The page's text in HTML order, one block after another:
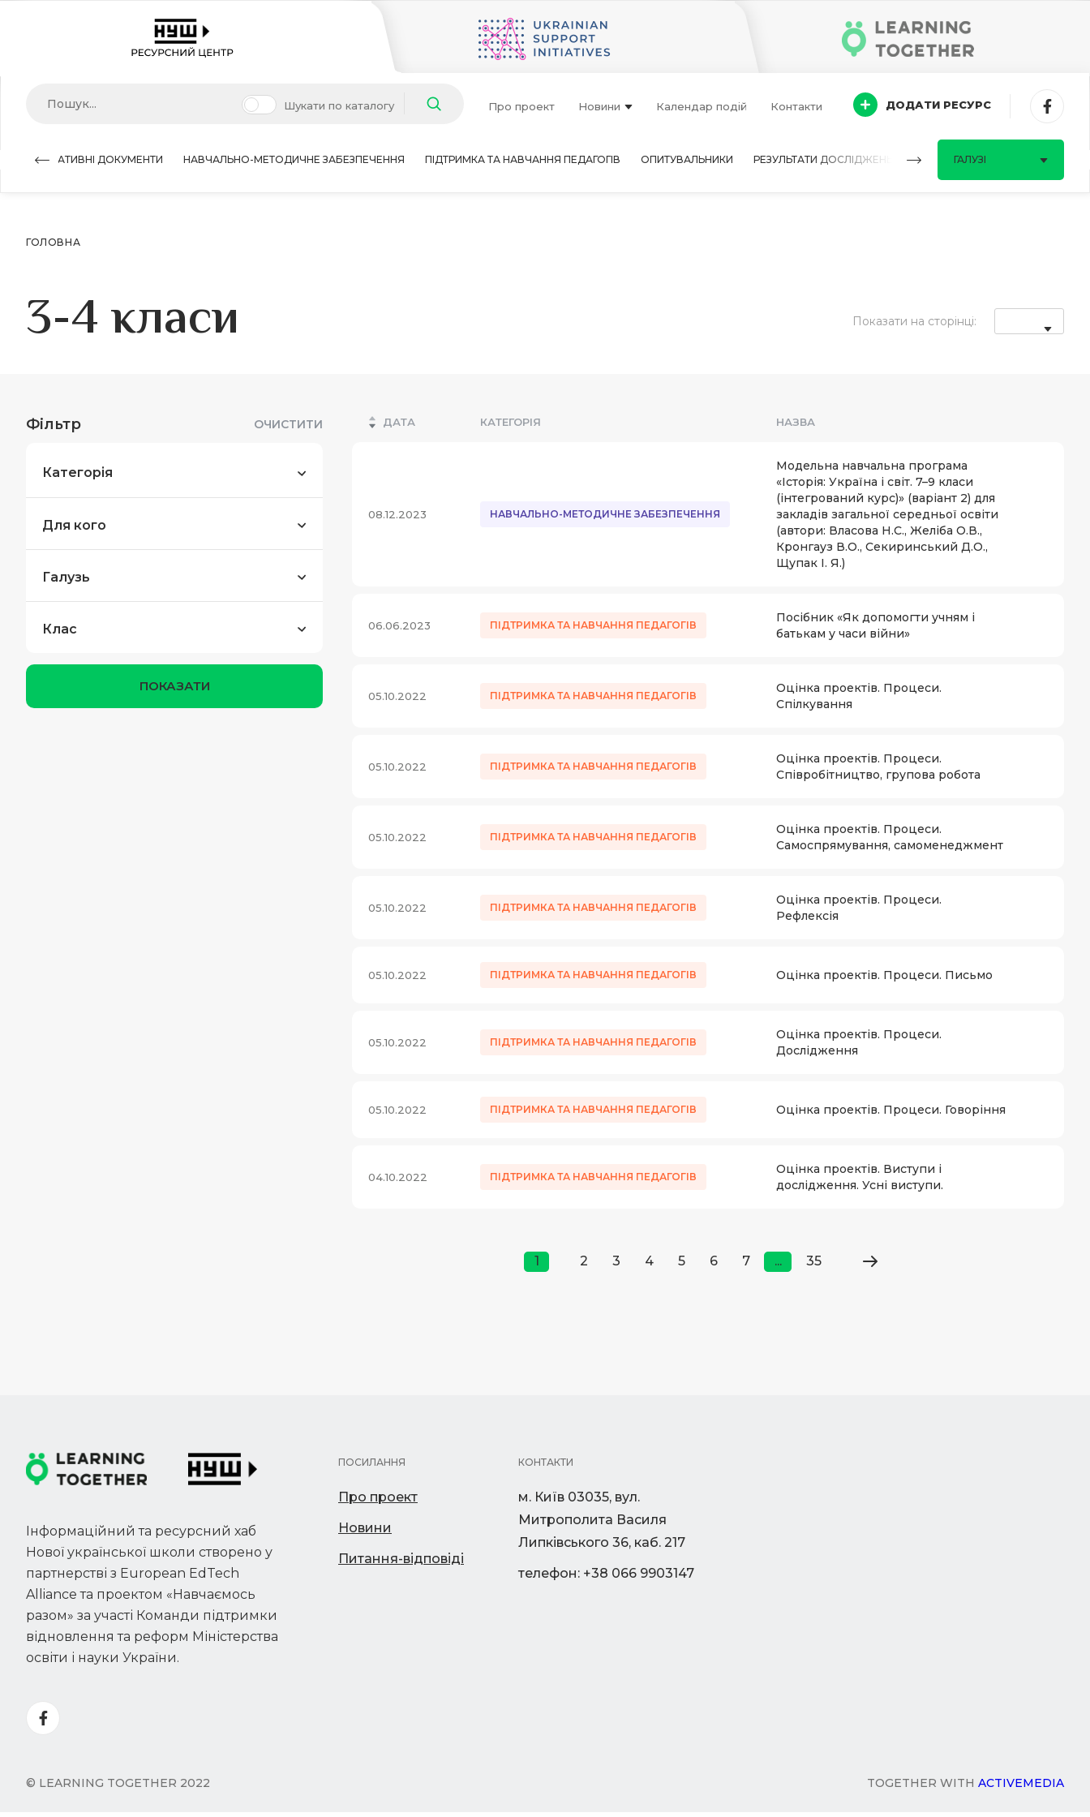
Шукати по каталогу Про проект Новини Календар подій Контакти ДОДАТИ РЕСУРС
НОРМАТИВНІ ДОКУМЕНТИ НАВЧАЛЬНО-МЕТОДИЧНЕ ЗАБЕЗПЕЧЕННЯ ПІДТРИМКА ТА НАВЧАННЯ ПЕДАГОГІВ ОПИТУВАЛЬНИКИ РЕЗУЛЬТАТИ ДОСЛІДЖЕНЬ ПИТАННЯ-ВІДПОВІДІ
ГАЛУЗІ
ГОЛОВНА
3-4 класи Показати на сторінці:
Фільтр ОЧИСТИТИ
Категорія
Для кого
Галузь
Клас
ПОКАЗАТИ
ДАТА КАТЕГОРІЯ НАЗВА
08.12.2023 НАВЧАЛЬНО-МЕТОДИЧНЕ ЗАБЕЗПЕЧЕННЯ
Модельна навчальна програма
«Історія: Україна і світ. 7–9 класи
(інтегрований курс)» (варіант 2) для
закладів загальної середньої освіти
(автори: Власова Н.С., Желіба О.В.,
Кронгауз В.О., Секиринський Д.О.,
Щупак І. Я.)
06.06.2023 ПІДТРИМКА ТА НАВЧАННЯ ПЕДАГОГІВ
Посібник «Як допомогти учням і
батькам у часи війни»
05.10.2022 ПІДТРИМКА ТА НАВЧАННЯ ПЕДАГОГІВ
Оцінка проектів. Процеси.
Спілкування
05.10.2022 ПІДТРИМКА ТА НАВЧАННЯ ПЕДАГОГІВ
Оцінка проектів. Процеси.
Співробітництво, групова робота
05.10.2022 ПІДТРИМКА ТА НАВЧАННЯ ПЕДАГОГІВ
Оцінка проектів. Процеси.
Самоспрямування, самоменеджмент
05.10.2022 ПІДТРИМКА ТА НАВЧАННЯ ПЕДАГОГІВ
Оцінка проектів. Процеси.
Рефлексія
05.10.2022 ПІДТРИМКА ТА НАВЧАННЯ ПЕДАГОГІВ Оцінка проектів. Процеси. Письмо
05.10.2022 ПІДТРИМКА ТА НАВЧАННЯ ПЕДАГОГІВ
Оцінка проектів. Процеси.
Дослідження
05.10.2022 ПІДТРИМКА ТА НАВЧАННЯ ПЕДАГОГІВ Оцінка проектів. Процеси. Говоріння
04.10.2022 ПІДТРИМКА ТА НАВЧАННЯ ПЕДАГОГІВ
Оцінка проектів. Виступи і
дослідження. Усні виступи.
1 2 3 4 5 6 7 ... 35
Інформаційний та ресурсний хаб
Нової української школи створено у
партнерстві з European EdTech
Alliance та проектом «Навчаємось
разом» за участі Команди підтримки
відновлення та реформ Міністерства
освіти і науки України.
ПОСИЛАННЯ
Про проект
Новини
Питання-відповіді
КОНТАКТИ
м. Київ 03035, вул.
Митрополита Василя
Липківського 36, каб. 217
телефон: +38 066 9903147
© LEARNING TOGETHER 2022 TOGETHER WITH ACTIVEMEDIA